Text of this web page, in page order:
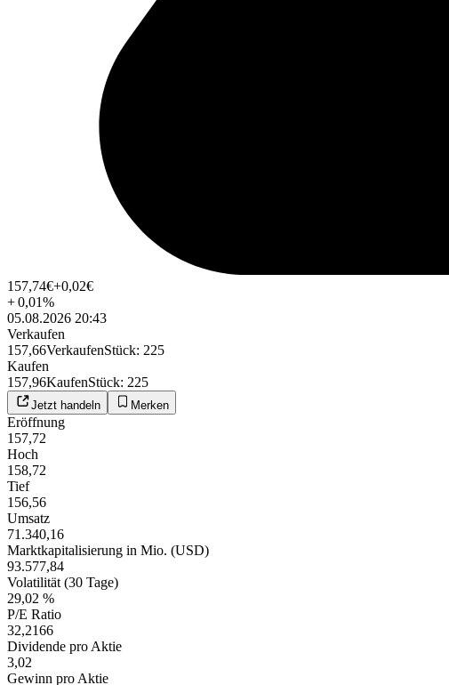
157,74€+0,02€
+0,01%
05.08.2026 20:43
Verkaufen
157,66VerkaufenStück: 225
Kaufen
157,96KaufenStück: 225
Jetzt handeln Merken
Eröffnung
157,72
Hoch
158,72
Tief
156,56
Umsatz
71.340,16
Marktkapitalisierung in Mio. (USD)
93.577,84
Volatilität (30 Tage)
29,02 %
P/E Ratio
32,2166
Dividende pro Aktie
3,02
Gewinn pro Aktie